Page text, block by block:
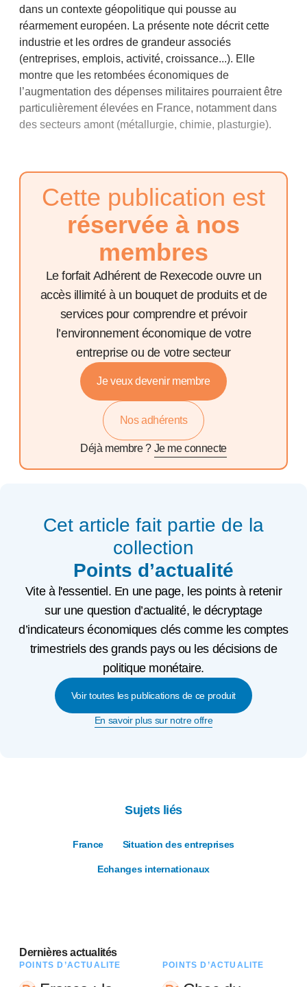
dans un contexte géopolitique qui pousse au
réarmement européen. La présente note décrit cette
industrie et les ordres de grandeur associés
(entreprises, emplois, activité, croissance...). Elle
montre que les retombées économiques de
l’augmentation des dépenses militaires pourraient être
particulièrement élevées en France, notamment dans
des secteurs amont (métallurgie, chimie, plasturgie).
Cette publication est
réservée à nos
membres
Le forfait Adhérent de Rexecode ouvre un
accès illimité à un bouquet de produits et de
services pour comprendre et prévoir
l’environnement économique de votre
entreprise ou de votre secteur
Je veux devenir membre
Nos adhérents
Déjà membre ? Je me connecte
Cet article fait partie de la
collection
Points d’actualité
Vite à l'essentiel. En une page, les points à retenir
sur une question d’actualité, le décryptage
d’indicateurs économiques clés comme les comptes
trimestriels des grands pays ou les décisions de
politique monétaire.
Voir toutes les publications de ce produit
En savoir plus sur notre offre
Sujets liés
France Situation des entreprises
Echanges internationaux
Dernières actualités
POINTS D’ACTUALITÉ POINTS D’ACTUALITÉ